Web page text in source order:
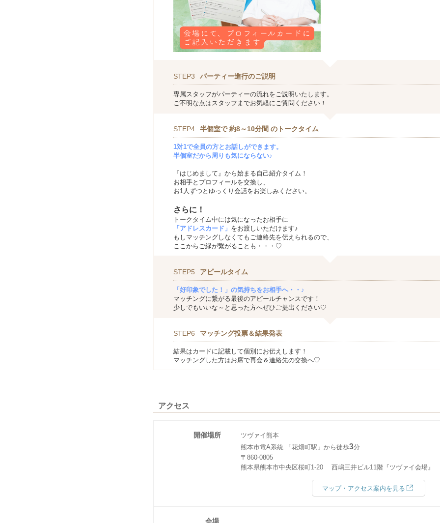
STEP3 パーティー進行のご説明
専属スタッフがパーティーの流れをご説明いたします。
ご不明な点はスタッフまでお気軽にご質問ください！
STEP4 半個室で 約8～10分間 のトークタイム
1対1で全員の方とお話しができます。
半個室だから周りも気にならない♪
『はじめまして』から始まる自己紹介タイム！
お相手とプロフィールを交換し、
お1人ずつとゆっくり会話をお楽しみください。
さらに！
トークタイム中には気になったお相手に
「アドレスカード」 をお渡しいただけます♪
もしマッチングしなくてもご連絡先を伝えられるので、
ここからご縁が繋がることも・・・♡
STEP5 アピールタイム
「好印象でした！」の気持ちをお相手へ・・♪
マッチングに繋がる最後のアピールチャンスです！
少しでもいいな～と思った方へぜひご提出ください♡
STEP6 マッチング投票＆結果発表
結果はカードに記載して個別にお伝えします！
マッチングした方はお席で再会＆連絡先の交換へ♡
アクセス
開催場所
ツヴァイ熊本
熊本市電A系統 「花畑町駅」から徒歩3分
〒860-0805
熊本県熊本市中央区桜町1-20 西嶋三井ビル11階『ツヴァイ会場』
マップ・アクセス案内を見る
会場